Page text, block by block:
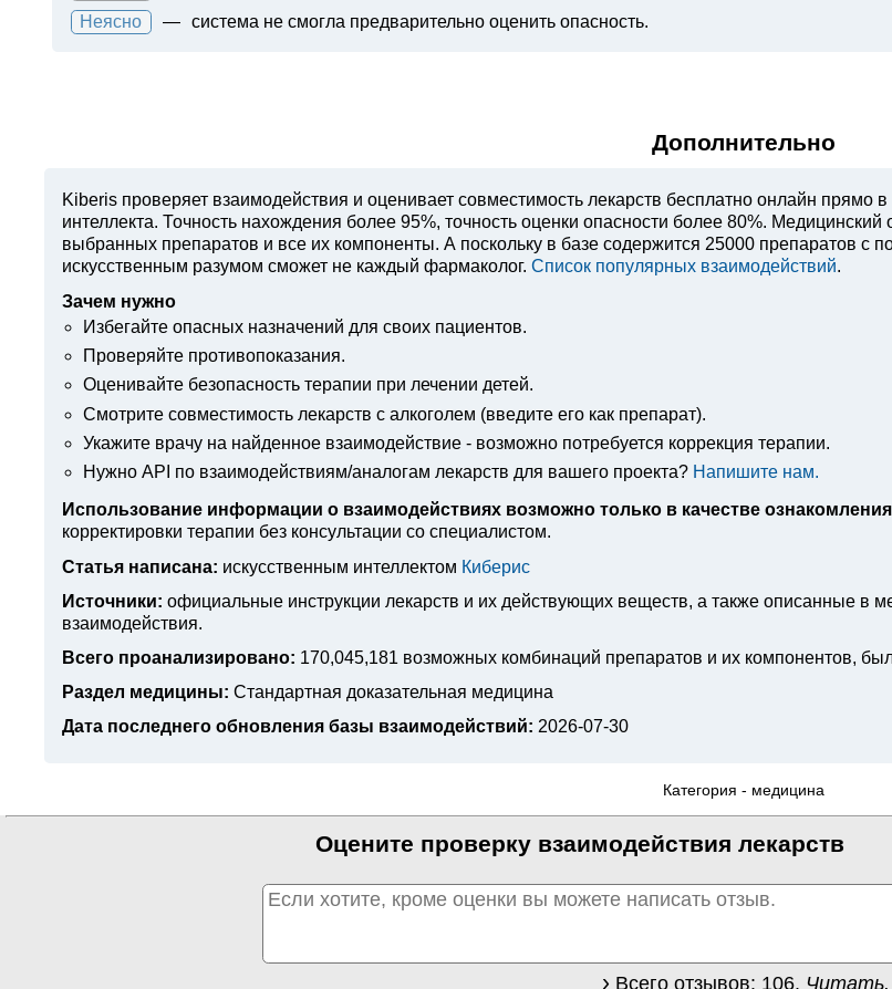
Неясно
— система не смогла предварительно оценить опасность.
Дополнительно
Kiberis проверяет взаимодействия и оценивает совместимость лекарств бесплатно онлайн прямо
интеллекта. Точность нахождения более 95%, точность оценки опасности более 80%.
выбранных препаратов и все их компоненты. А поскольку в базе содержится 25000 препаратов с
искусственным разумом сможет не каждый фармаколог.Список популярных взаимодействий.
Зачем нужно
Избегайте опасных назначений для своих пациентов.
Проверяйте противопоказания.
Оценивайте безопасность терапии при лечении детей.
Смотрите совместимость лекарств с алкоголем (введите его как препарат).
Укажите врачу на найденное взаимодействие - возможно потребуется коррекция терапии.
Нужно API по взаимодействиям/аналогам лекарств для вашего проекта? Напишите нам.
Использование информации о взаимодействиях возможно только в качестве ознакомления
корректировки терапии без консультации со специалистом.
Статья написана: искусственным интеллектом Киберис
Источники: официальные инструкции лекарств и их действующих веществ, а также описанные в
взаимодействия.
Всего проанализировано: 170,045,181 возможных комбинаций препаратов и их компонентов,
Раздел медицины: Стандартная доказательная медицина
Дата последнего обновления базы взаимодействий: 2026-07-30
Категория - медицина
Оцените проверку взаимодействия лекарств
Всего отзывов: 106. Читать.